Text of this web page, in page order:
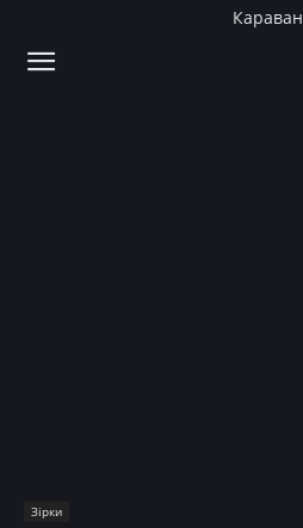
Караван
Зірки